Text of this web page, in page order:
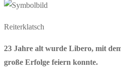
Reiterklatsch
23 Jahre alt wurde Libero, mit
große Erfolge feiern konnte.